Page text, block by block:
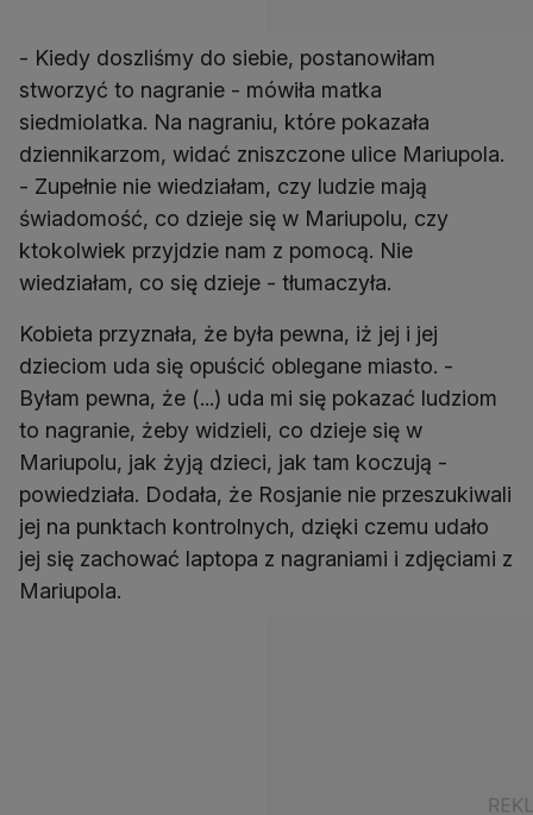
- Kiedy doszliśmy do siebie, postanowiłam
stworzyć to nagranie - mówiła matka
siedmiolatka. Na nagraniu, które pokazała
dziennikarzom, widać zniszczone ulice Mariupola.
- Zupełnie nie wiedziałam, czy ludzie mają
świadomość, co dzieje się w Mariupolu, czy
ktokolwiek przyjdzie nam z pomocą. Nie
wiedziałam, co się dzieje - tłumaczyła.
Kobieta przyznała, że była pewna, iż jej i jej
dzieciom uda się opuścić oblegane miasto. -
Byłam pewna, że (...) uda mi się pokazać ludziom
to nagranie, żeby widzieli, co dzieje się w
Mariupolu, jak żyją dzieci, jak tam koczują -
powiedziała. Dodała, że Rosjanie nie przeszukiwali
jej na punktach kontrolnych, dzięki czemu udało
jej się zachować laptopa z nagraniami i zdjęciami z
Mariupola.